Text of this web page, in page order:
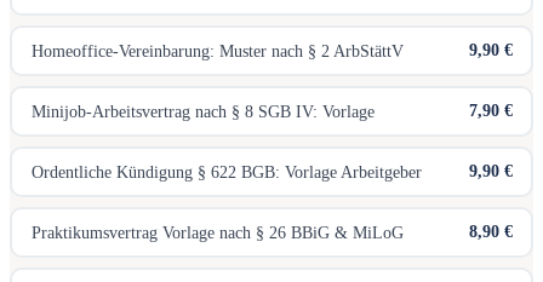
Homeoffice-Vereinbarung: Muster nach § 2 ArbStättV 9,90 €
Minijob-Arbeitsvertrag nach § 8 SGB IV: Vorlage 7,90 €
Ordentliche Kündigung § 622 BGB: Vorlage Arbeitgeber 9,90 €
Praktikumsvertrag Vorlage nach § 26 BBiG & MiLoG 8,90 €